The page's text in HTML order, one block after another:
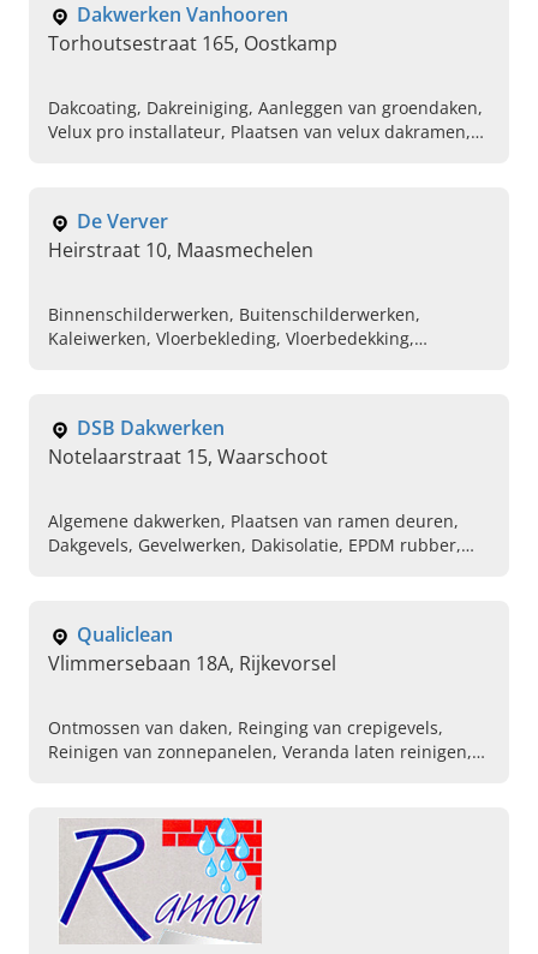
Dakwerken Vanhooren
Torhoutsestraat 165, Oostkamp
Dakcoating, Dakreiniging, Aanleggen van groendaken,
Velux pro installateur, Plaatsen van velux dakramen,
De Verver
Heirstraat 10, Maasmechelen
Binnenschilderwerken, Buitenschilderwerken,
Kaleiwerken, Vloerbekleding, Vloerbedekking,
DSB Dakwerken
Notelaarstraat 15, Waarschoot
Algemene dakwerken, Plaatsen van ramen deuren,
Dakgevels, Gevelwerken, Dakisolatie, EPDM rubber,
Qualiclean
Vlimmersebaan 18A, Rijkevorsel
Ontmossen van daken, Reinging van crepigevels,
Reinigen van zonnepanelen, Veranda laten reinigen,